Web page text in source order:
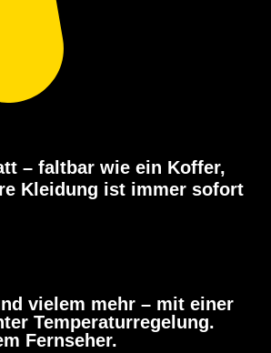
– faltbar wie ein Koffer,
Kleidung ist immer sofort
vielem mehr – mit einer
Temperaturregelung.
Fernseher.